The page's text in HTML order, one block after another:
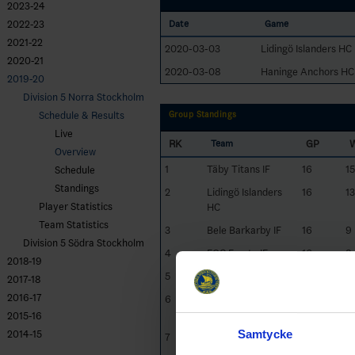
Samtycke
2023-24
2022-23
2021-22
2020-21
2019-20
Division 5 Norra Stockholm
Schedule & Results
Live
Overview
Schedule
Standings
Player Statistics
Team Statistics
Division 5 Södra Stockholm
2018-19
2017-18
2016-17
2015-16
2014-15
Date Game
2020-03-03 Lidingö Islanders
2020-03-08
Haninge Anchors
Group Standings
RK Team GP
1
Täby Titans IF 16 15
2
Lidingö Islanders
HC
16 13
3 Bele Barkarby IF 16 9
4
FOC Farsta IF 16 8
5
Sundbybergs HS
6
HC
7 Ekerö/Skå IK